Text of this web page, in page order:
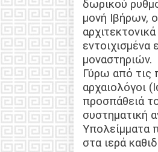
δωρικού
μονή Ιβήρων,
εντοιχισμένα
μοναστηριών.
Γύρω από τις
αρχαιολόγοι
προσπάθειά
συστηματική
Υπολείμματα
στα ιερά